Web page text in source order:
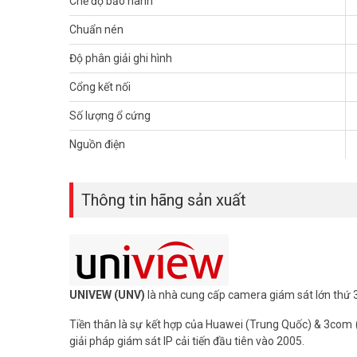
– Xuất xứ: Trung Quốc.
– Bảo hành: 24 tháng.
Để cập nhật thông tin giá đầu ghi hình UNV mới nhất, quý
Tham khảo các kênh thông tin khác:
– Facebook:
– Youtube:https://www.youtube.com/c/
– Website:https://vuhoangtelecom.vn/
Chuẩn nén
Độ phân giải ghi hình
Cổng kết nối
Số lượng ổ cứng
Nguồn điện
Thông tin hãng sản xuất
UNIVEW (UNV) là nhà cung cấp camera giám sát lớn thứ
Tiền thân là sự kết hợp của Huawei (Trung Quốc) &
giải pháp giám sát IP cải tiến đầu tiên vào 2005.